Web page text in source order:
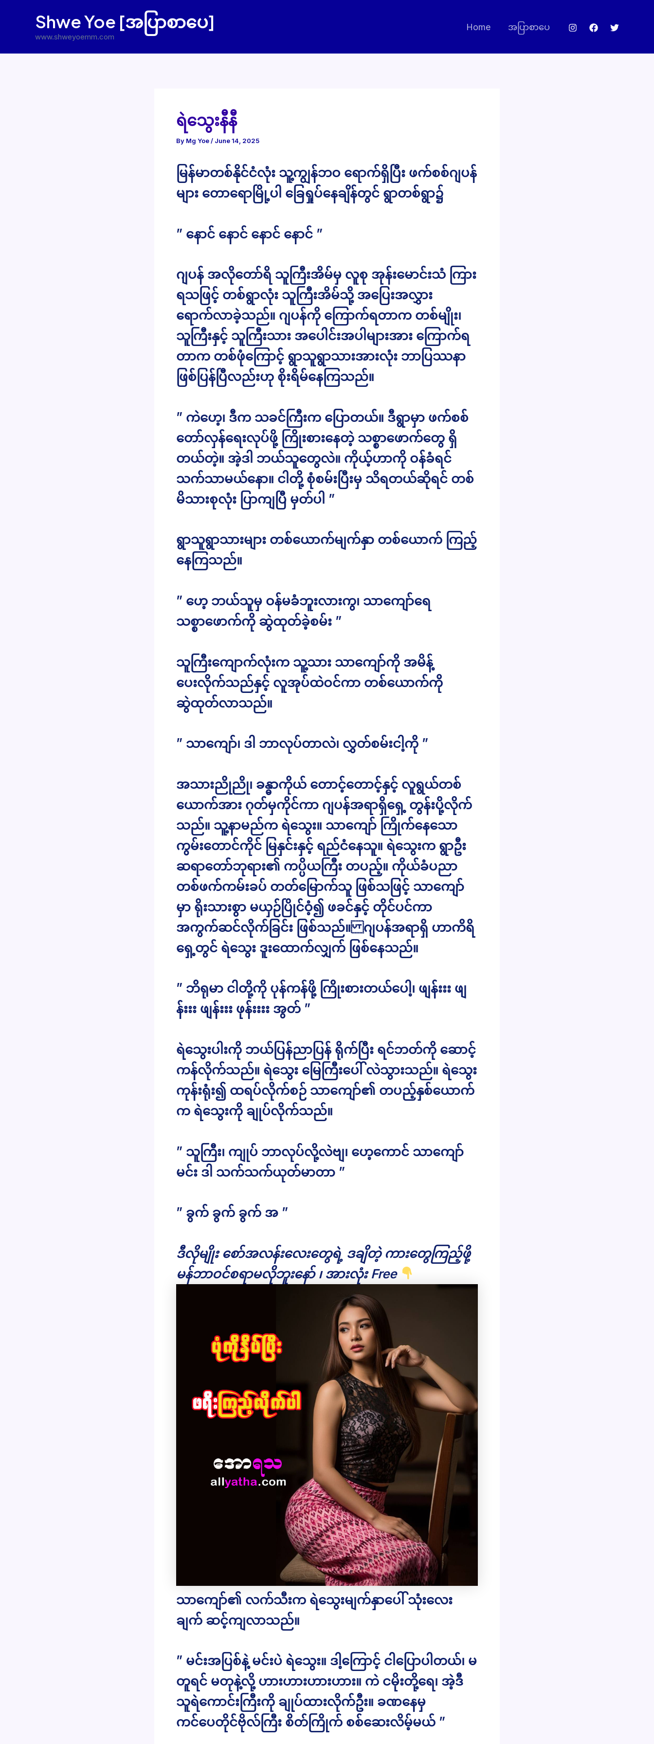
Shwe Yoe [အပြာစာပေ]
www.shweyoemm.com
Home အပြာစာပေ
ရဲသွေးနီနီ
By Mg Yoe/ June 14, 2025
မြန်မာတစ်နိုင်ငံလုံး သူ့ကျွန်ဘဝ ရောက်ရှိပြီး ဖက်စစ်ဂျပန်
များ တောရောမြို့ပါ ခြေရှုပ်နေချိန်တွင် ရွာတစ်ရွာ၌
” နောင် နောင် နောင် နောင် ”
ဂျပန် အလိုတော်ရိ သူကြီးအိမ်မှ လူစု အုန်းမောင်းသံ ကြား
ရသဖြင့် တစ်ရွာလုံး သူကြီးအိမ်သို့ အပြေးအလွှား
ရောက်လာခဲ့သည်။ ဂျပန်ကို ကြောက်ရတာက တစ်မျိုး၊
သူကြီးနှင့် သူကြီးသား အပေါင်းအပါများအား ကြောက်ရ
တာက တစ်ဖုံကြောင့် ရွာသူရွာသားအားလုံး ဘာပြဿနာ
ဖြစ်ပြန်ပြီလည်းဟု စိုးရိမ်နေကြသည်။
” ကဲဟေ့၊ ဒီက သခင်ကြီးက ပြောတယ်။ ဒီရွာမှာ ဖက်စစ်
တော်လှန်ရေးလုပ်ဖို့ ကြိုးစားနေတဲ့ သစ္စာဖောက်တွေ ရှိ
တယ်တဲ့။ အဲ့ဒါ ဘယ်သူတွေလဲ။ ကိုယ့်ဟာကို ဝန်ခံရင်
သက်သာမယ်နော။ ငါတို့ စုံစမ်းပြီးမှ သိရတယ်ဆိုရင် တစ်
မိသားစုလုံး ပြာကျပြီ မှတ်ပါ ”
ရွာသူရွာသားများ တစ်ယောက်မျက်နှာ တစ်ယောက် ကြည့်
နေကြသည်။
” ဟေ့ ဘယ်သူမှ ဝန်မခံဘူးလားကွ၊ သာကျော်ရေ
သစ္စာဖောက်ကို ဆွဲထုတ်ခဲ့စမ်း ”
သူကြီးကျောက်လုံးက သူ့သား သာကျော်ကို အမိန့်
ပေးလိုက်သည်နှင့် လူအုပ်ထဲဝင်ကာ တစ်ယောက်ကို
ဆွဲထုတ်လာသည်။
” သာကျော်၊ ဒါ ဘာလုပ်တာလဲ၊ လွှတ်စမ်းငါ့ကို ”
အသားညိုညို၊ ခန္ဓာကိုယ် တောင့်တောင့်နှင့် လူရွယ်တစ်
ယောက်အား ဂုတ်မှကိုင်ကာ ဂျပန်အရာရှိရှေ့ တွန်းပို့လိုက်
သည်။ သူ့နာမည်က ရဲသွေး။ သာကျော် ကြိုက်နေသော
ကွမ်းတောင်ကိုင် မြနှင်းနှင့် ရည်ငံနေသူ။ ရဲသွေးက ရွာဦး
ဆရာတော်ဘုရား၏ ကပ္ပိယကြီး တပည့်။ ကိုယ်ခံပညာ
တစ်ဖက်ကမ်းခပ် တတ်မြောက်သူ ဖြစ်သဖြင့် သာကျော်
မှာ ရိုးသားစွာ မယှဉ်ပြိုင်ဝံ့၍ ဖခင်နှင့် တိုင်ပင်ကာ
အကွက်ဆင်လိုက်ခြင်း ဖြစ်သည်။ ဂျပန်အရာရှိ ဟာကိရိ
ရှေ့တွင် ရဲသွေး ဒူးထောက်လျှက် ဖြစ်နေသည်။
” ဘိရုမာ ငါတို့ကို ပုန်ကန်ဖို့ ကြိုးစားတယ်ပေါ့၊ ဖျန်းးး ဖျ
န်းးး ဖျန်းးး ဖုန်းးးး အွတ် ”
ရဲသွေးပါးကို ဘယ်ပြန်ညာပြန် ရိုက်ပြီး ရင်ဘတ်ကို ဆောင့်
ကန်လိုက်သည်။ ရဲသွေး မြေကြီးပေါ် လဲသွားသည်။ ရဲသွေး
ကုန်းရုံး၍ ထရပ်လိုက်စဉ် သာကျော်၏ တပည့်နှစ်ယောက်
က ရဲသွေးကို ချုပ်လိုက်သည်။
” သူကြီး၊ ကျုပ် ဘာလုပ်လို့လဲဗျ၊ ဟေ့ကောင် သာကျော်
မင်း ဒါ သက်သက်ယုတ်မာတာ ”
” ခွက် ခွက် ခွက် အ ”
ဒီလိုမျိုး စော်အလန်းလေးတွေရဲ့ ဒချိတဲ့ ကားတွေကြည့်ဖို့
မန်ဘာဝင်စရာမလိုဘူးနော် ၊ အားလုံး Free
သာကျော်၏ လက်သီးက ရဲသွေးမျက်နှာပေါ် သုံးလေး
ချက် ဆင့်ကျလာသည်။
” မင်းအပြစ်နဲ့ မင်းပဲ ရဲသွေး။ ဒါ့ကြောင့် ငါပြောပါတယ်၊ မ
တူရင် မတုနဲ့လို့ ဟားဟားဟားဟား။ ကဲ ငမိုးတို့ရေ၊ အဲ့ဒီ
သူရဲကောင်းကြီးကို ချုပ်ထားလိုက်ဦး။ ခဏနေမှ
ကင်ပေတိုင်ဗိုလ်ကြီး စိတ်ကြိုက် စစ်ဆေးလိမ့်မယ် ”